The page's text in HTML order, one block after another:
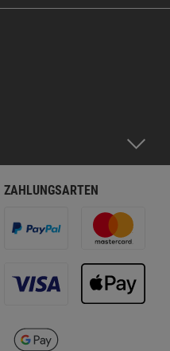
ZAHLUNGSARTEN